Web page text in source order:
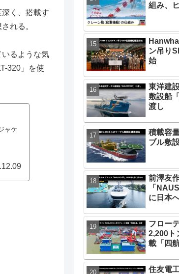
く、搭載す
れる。
るような気
320」を使
ャケ
組み、
ン吊り
始
東洋建
敷設船
渡し
積載容
ブル敷
前澤友
「
に日本
フロー
2,200ト
載「四
住友電